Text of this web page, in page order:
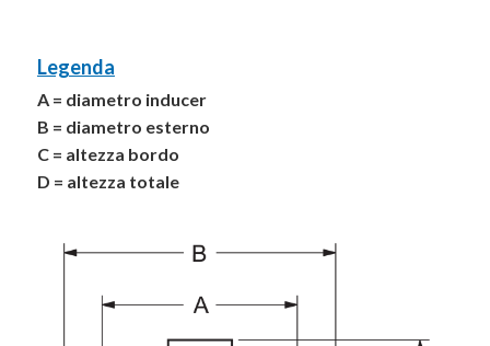
Legenda
A = diametro inducer
B = diametro esterno
C = altezza bordo
D = altezza totale